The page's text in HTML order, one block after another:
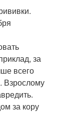
за
всего
Взрослому
за кору